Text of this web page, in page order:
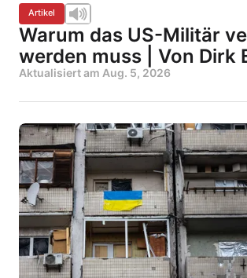
Artikel
Warum das US-Militär
werden muss | Von Dirk
Aktualisiert am Aug. 5, 2026